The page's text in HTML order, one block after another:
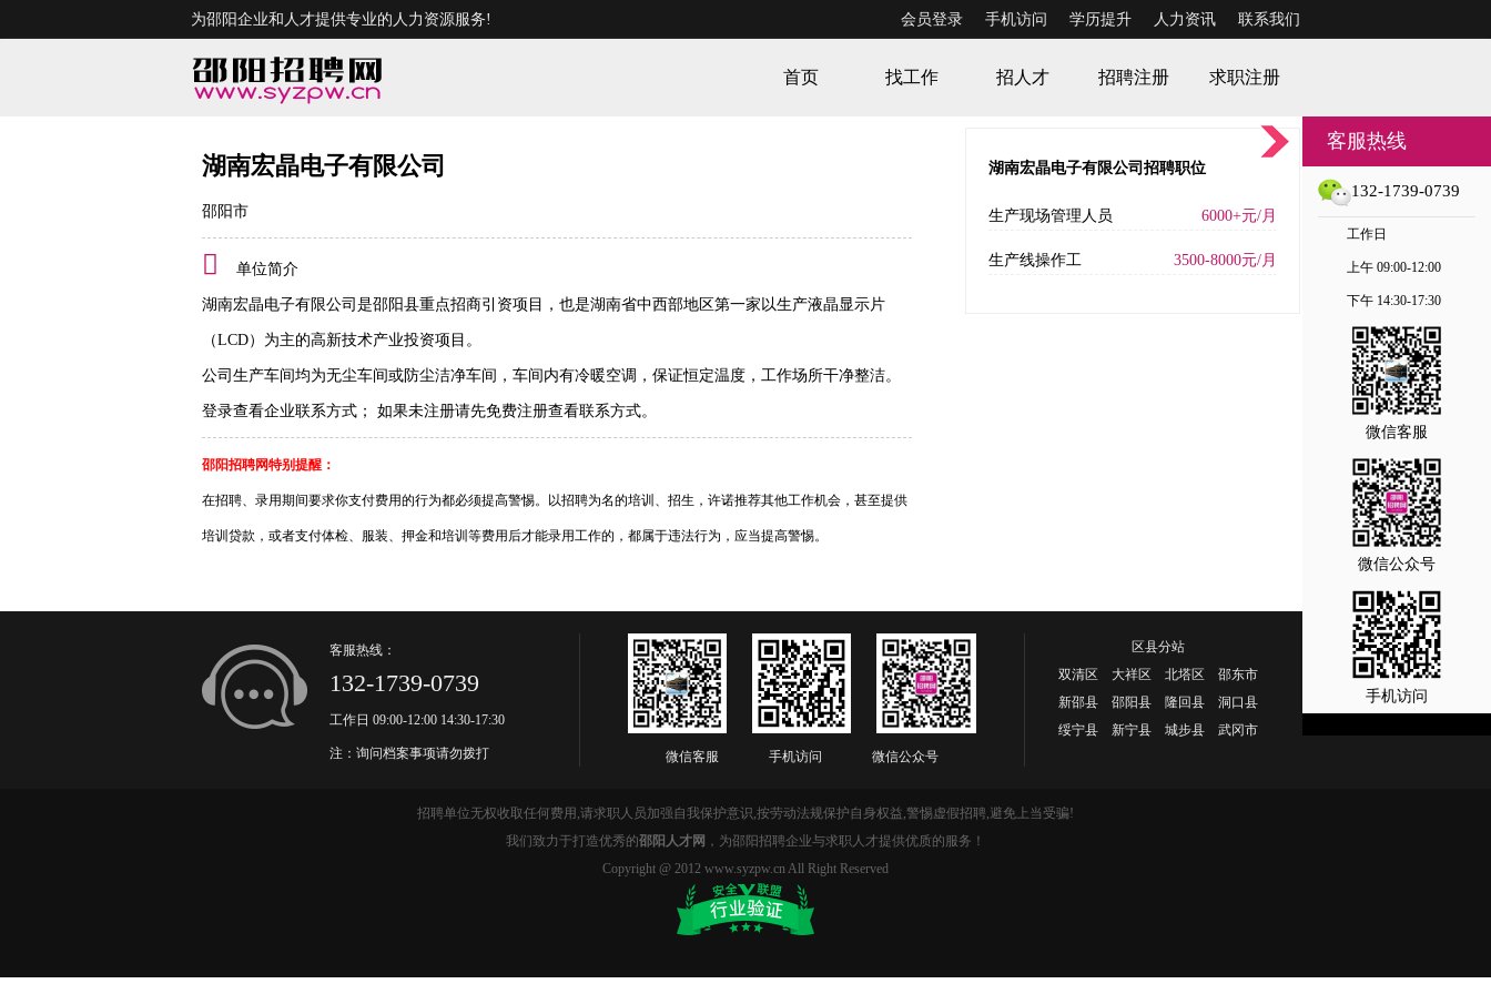
为邵阳企业和人才提供专业的人力资源服务! 会员登录 手机访问 学历提升 人力资讯 联系我们
首页 找工作 招人才 招聘注册 求职注册
湖南宏晶电子有限公司
邵阳市
单位简介
湖南宏晶电子有限公司是邵阳县重点招商引资项目，也是湖南省中西部地区第一家以生产液晶显示片
（LCD）为主的高新技术产业投资项目。
公司生产车间均为无尘车间或防尘洁净车间，车间内有冷暖空调，保证恒定温度，工作场所干净整洁。
登录查看企业联系方式 ； 如果未注册请先免费注册查看联系方式。
邵阳招聘网特别提醒：
在招聘、录用期间要求你支付费用的行为都必须提高警惕。以招聘为名的培训、招生，许诺推荐其他工作机会，甚至提供
培训贷款，或者支付体检、服装、押金和培训等费用后才能录用工作的，都属于违法行为，应当提高警惕。
湖南宏晶电子有限公司招聘职位
生产现场管理人员 6000+元/月
生产线操作工 3500-8000元/月
客服热线：
132-1739-0739
工作日 09:00-12:00 14:30-17:30
注：询问档案事项请勿拨打 微信客服 手机访问 微信公众号
区县分站
双清区 大祥区 北塔区 邵东市
新邵县 邵阳县 隆回县 洞口县
绥宁县 新宁县 城步县 武冈市
招聘单位无权收取任何费用,请求职人员加强自我保护意识,按劳动法规保护自身权益,警惕虚假招聘,避免上当受骗!
我们致力于打造优秀的邵阳人才网 ，为邵阳招聘企业与求职人才提供优质的服务！
Copyright @ 2012 www.syzpw.cn All Right Reserved
客服热线
132-1739-0739
工作日
上午 09:00-12:00
下午 14:30-17:30
微信客服
微信公众号
手机访问